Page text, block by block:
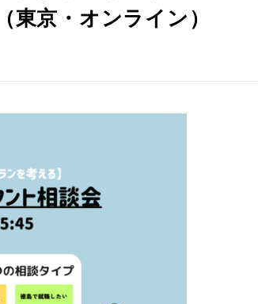
東京・オンライン）